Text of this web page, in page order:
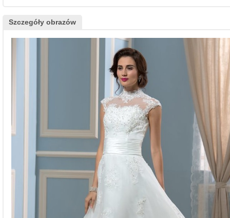
Szczegóły obrazów